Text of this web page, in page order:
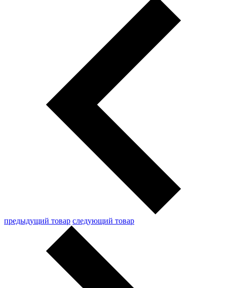
предыдущий товар следующий товар